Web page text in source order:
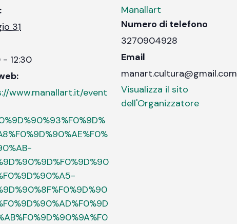
31
- 12:30
www.manallart.it/event
Manallart
Numero di telefono
3270904928
Email
manart.cultura@gmail.com
Visualizza il sito
dell'Organizzatore